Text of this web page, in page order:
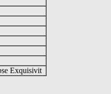
Exquisivit